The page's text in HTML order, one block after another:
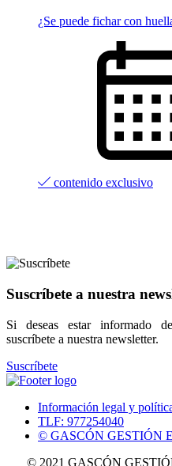
¿Se puede fichar con
contenido exclusivo
Suscríbete a nuestra
Si deseas estar informado
suscríbete a nuestra newsletter.
Suscríbete
Información legal y
TLF: 977254040
© GASCÓN GESTIÓN
© 2021 GASCÓN